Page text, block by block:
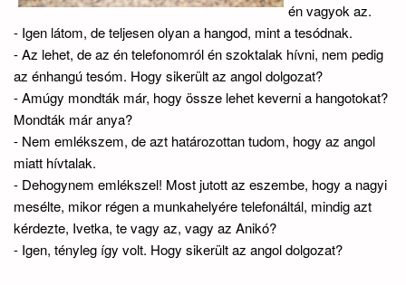
én vagyok az.
- Igen látom, de teljesen olyan a hangod, mint a tesódnak.
- Az lehet, de az én telefonomról én szoktalak hívni, nem pedig
az énhangú tesóm. Hogy sikerült az angol dolgozat?
- Amúgy mondták már, hogy össze lehet keverni a hangotokat?
Mondták már anya?
- Nem emlékszem, de azt határozottan tudom, hogy az angol
miatt hívtalak.
- Dehogynem emlékszel! Most jutott az eszembe, hogy a nagyi
mesélte, mikor régen a munkahelyére telefonáltál, mindig azt
kérdezte, Ivetka, te vagy az, vagy az Anikó?
- Igen, tényleg így volt. Hogy sikerült az angol dolgozat?